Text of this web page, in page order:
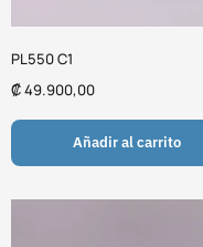
PL550 C1
₡49.900,00
Añadir al carrito